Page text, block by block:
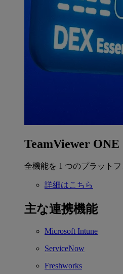
TeamViewer ONE
全機能を 1 つのプラットフ
詳細はこちら
主な連携機能
Microsoft Intune
ServiceNow
Freshworks